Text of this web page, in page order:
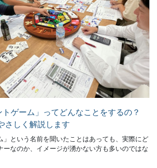
トゲーム」ってどんなことをするの？
しく解説します
」という名前を聞いたことはあっても、実際にど
ーなのか、イメージが湧かない方も多いのではな